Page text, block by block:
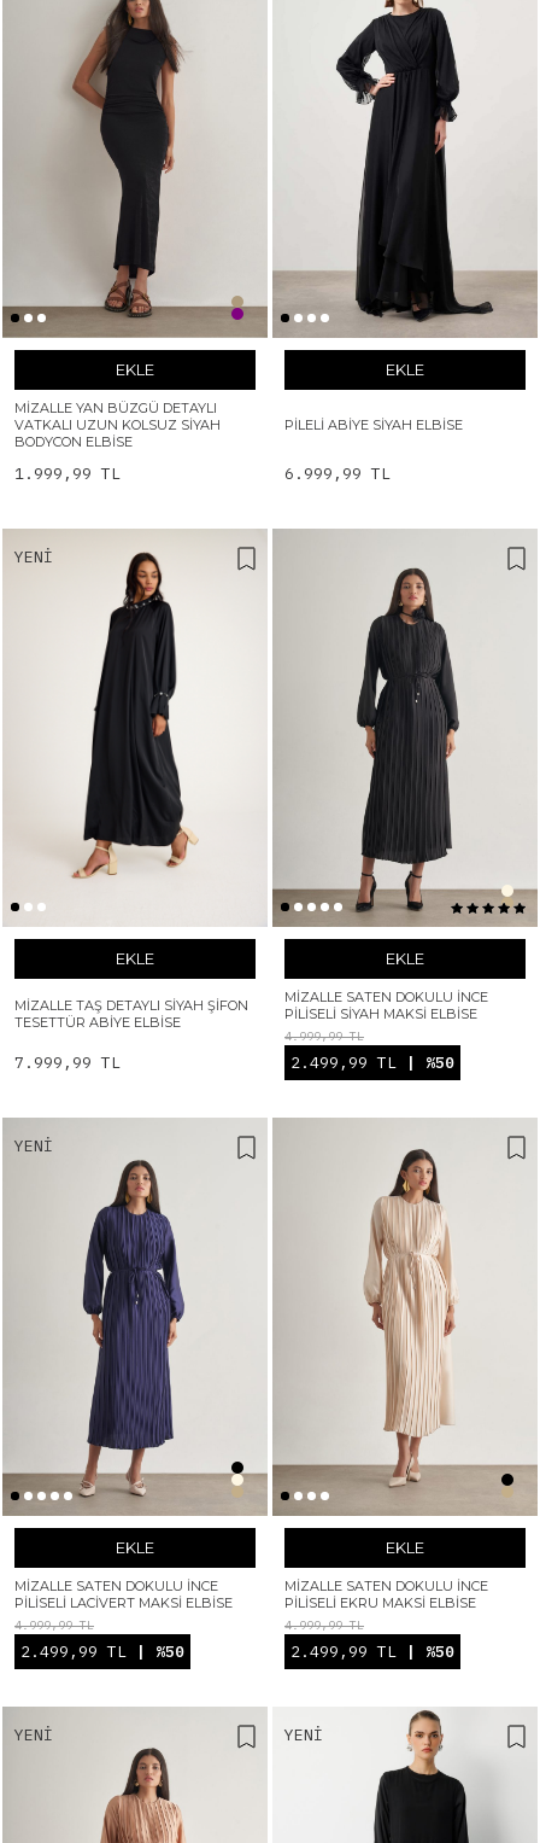
EKLE
MIZALLE YAN BÜZGÜ DETAYLI
VATKALI UZUN KOLSUZ SIYAH
BODYCON ELBISE
1.999,99 TL
EKLE
PILELI ABIYE SIYAH ELBISE
6.999,99 TL
YENI
EKLE
MIZALLE TAŞ DETAYLI SIYAH ŞIFON
TESETTÜR ABIYE ELBISE
7.999,99 TL
EKLE
MIZALLE SATEN DOKULU İNCE
PILISELI SIYAH MAKSI ELBISE
4.999,99 TL
2.499,99 TL | %50
YENI
EKLE
MIZALLE SATEN DOKULU İNCE
PILISELI LACIVERT MAKSI ELBISE
4.999,99 TL
2.499,99 TL | %50
EKLE
MIZALLE SATEN DOKULU İNCE
PILISELI EKRU MAKSI ELBISE
4.999,99 TL
2.499,99 TL | %50
YENI YENI